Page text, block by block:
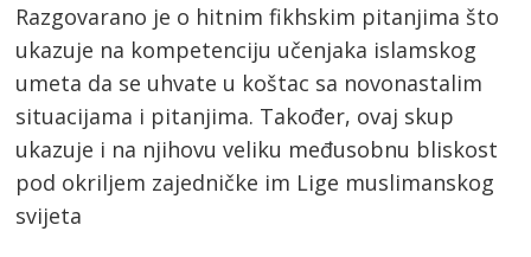
Razgovarano je o hitnim fikhskim pitanjima što
ukazuje na kompetenciju učenjaka islamskog
umeta da se uhvate u koštac sa novonastalim
situacijama i pitanjima. Također, ovaj skup
ukazuje i na njihovu veliku međusobnu bliskost
pod okriljem zajedničke im Lige muslimanskog
svijeta